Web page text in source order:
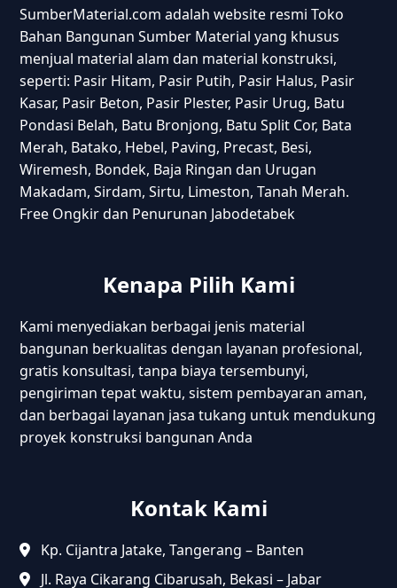
SumberMaterial.com adalah website resmi Toko
Bahan Bangunan Sumber Material yang khusus
menjual material alam dan material konstruksi,
seperti: Pasir Hitam, Pasir Putih, Pasir Halus, Pasir
Kasar, Pasir Beton, Pasir Plester, Pasir Urug, Batu
Pondasi Belah, Batu Bronjong, Batu Split Cor, Bata
Merah, Batako, Hebel, Paving, Precast, Besi,
Wiremesh, Bondek, Baja Ringan dan Urugan
Makadam, Sirdam, Sirtu, Limeston, Tanah Merah.
Free Ongkir dan Penurunan Jabodetabek
Kenapa Pilih Kami
Kami menyediakan berbagai jenis material
bangunan berkualitas dengan layanan profesional,
gratis konsultasi, tanpa biaya tersembunyi,
pengiriman tepat waktu, sistem pembayaran aman,
dan berbagai layanan jasa tukang untuk mendukung
proyek konstruksi bangunan Anda
Kontak Kami
Kp. Cijantra Jatake, Tangerang – Banten
Jl. Raya Cikarang Cibarusah, Bekasi – Jabar